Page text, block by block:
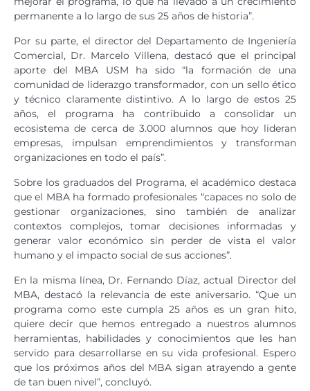
permanente a lo largo de sus 25 años de historia”.
Por su parte, el director del Departamento de Ingeniería
Comercial, Dr. Marcelo Villena, destacó que el principal
aporte del MBA USM ha sido “la formación de una
comunidad de liderazgo transformador, con un sello ético
y técnico claramente distintivo. A lo largo de estos 25
años, el programa ha contribuido a consolidar un
ecosistema de cerca de 3.000 alumnos que hoy lideran
empresas, impulsan emprendimientos y transforman
organizaciones en todo el país”.
Sobre los graduados del Programa, el académico destaca
que el MBA ha formado profesionales “capaces no solo de
gestionar organizaciones, sino también de analizar
contextos complejos, tomar decisiones informadas y
generar valor económico sin perder de vista el valor
humano y el impacto social de sus acciones”.
En la misma línea, Dr. Fernando Díaz, actual Director del
MBA, destacó la relevancia de este aniversario. “Que un
programa como este cumpla 25 años es un gran hito,
quiere decir que hemos entregado a nuestros alumnos
herramientas, habilidades y conocimientos que les han
servido para desarrollarse en su vida profesional. Espero
que los próximos años del MBA sigan atrayendo a gente
de tan buen nivel”, concluyó.